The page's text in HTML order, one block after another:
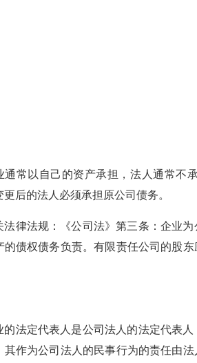
通常以自己的资产承担，法人通常不
更后的法人必须承担原公司债务。
法律法规：《公司法》第三条：企业
的债权债务负责。有限责任公司的股
的法定代表人是公司法人的法定代表
其作为公司法人的民事行为的责任由